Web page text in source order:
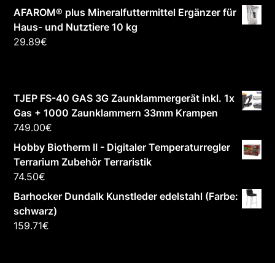
AFAROM® plus Mineralfuttermittel Ergänzer für
Haus- und Nutztiere 10 kg
29.89€
TJEP FS-40 GAS 3G Zaunklammergerät inkl. 1x
Gas + 1000 Zaunklammern 33mm Krampen
749.00€
Hobby Biotherm II - Digitaler Temperaturregler
Terrarium Zubehör Terraristik
74.50€
Barhocker Dundalk Kunstleder edelstahl (Farbe:
schwarz)
159.71€